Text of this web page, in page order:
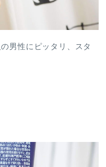
男性にピッタリ、スタ